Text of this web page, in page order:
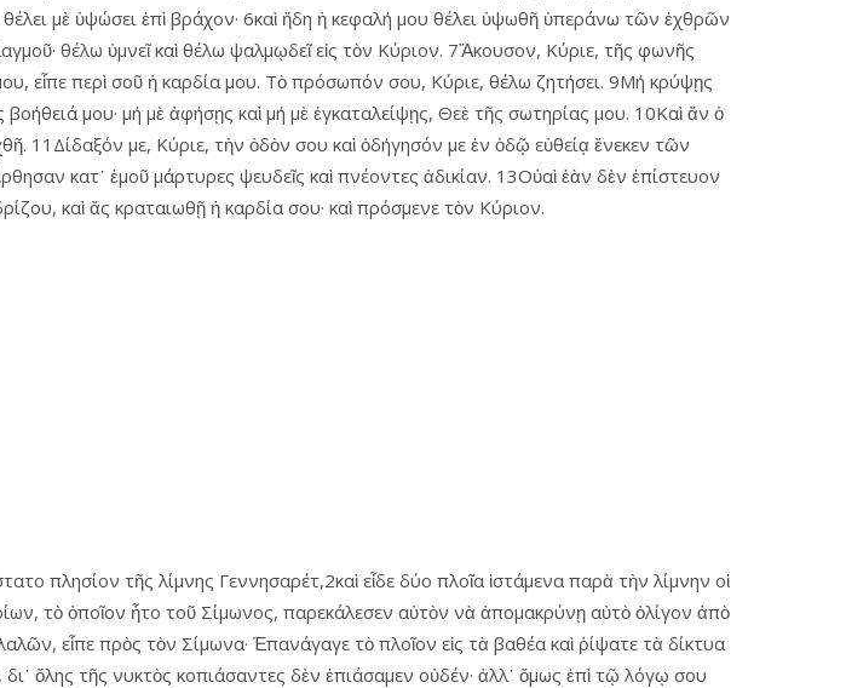
μὲ ὑψώσει ἐπὶ βράχον· 6καὶ ἤδη ἡ κεφαλή μου θέλει ὑψωθῆ ὑπεράνω τῶν ἐχθρῶν
θέλω ὑμνεῖ καὶ θέλω ψαλμῳδεῖ εἰς τὸν Κύριον. 7Ἄκουσον, Κύριε, τῆς φωνῆς
εἶπε περὶ σοῦ ἡ καρδία μου. Τὸ πρόσωπόν σου, Κύριε, θέλω ζητήσει. 9Μή κρύψῃς
μου· μή μὲ ἀφήσῃς καὶ μή μὲ ἐγκαταλείψῃς, Θεὲ τῆς σωτηρίας μου. 10Καὶ ἄν ὁ
11Δίδαξόν με, Κύριε, τὴν ὁδὸν σου καὶ ὁδήγησόν με ἐν ὁδῷ εὐθείᾳ ἕνεκεν τῶν
κατ᾿ ἐμοῦ μάρτυρες ψευδεῖς καὶ πνέοντες ἀδικίαν. 13Οὐαὶ ἐὰν δὲν ἐπίστευον
καὶ ἄς κραταιωθῇ ἡ καρδία σου· καὶ πρόσμενε τὸν Κύριον.
πλησίον τῆς λίμνης Γεννησαρέτ,2καὶ εἶδε δύο πλοῖα ἱστάμενα παρὰ τὴν λίμνην οἱ
τὸ ὁποῖον ἦτο τοῦ Σίμωνος, παρεκάλεσεν αὐτὸν νὰ ἀπομακρύνῃ αὐτὸ ὀλίγον ἀπὸ
εἶπε πρὸς τὸν Σίμωνα· Ἐπανάγαγε τὸ πλοῖον εἰς τὰ βαθέα καὶ ῥίψατε τὰ δίκτυα
ὅλης τῆς νυκτὸς κοπιάσαντες δὲν ἐπιάσαμεν οὐδέν· ἀλλ᾿ ὅμως ἐπὶ τῷ λόγῳ σου